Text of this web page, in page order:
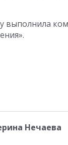
выполнила
Нечаева